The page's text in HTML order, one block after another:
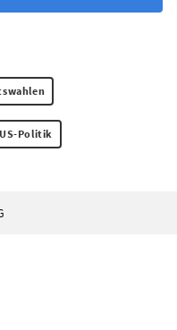
US-Politik